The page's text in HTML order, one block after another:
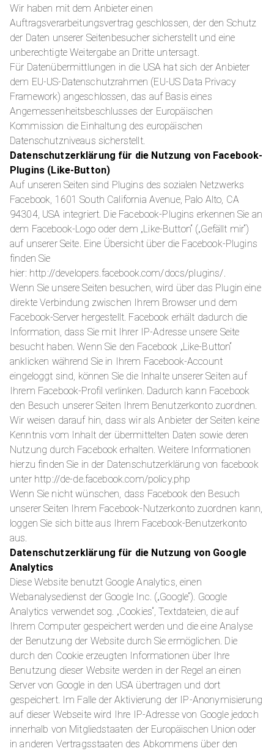
Wir haben mit dem Anbieter einen
Auftragsverarbeitungsvertrag geschlossen, der den Schutz
der Daten unserer Seitenbesucher sicherstellt und eine
unberechtigte Weitergabe an Dritte untersagt.
Für Datenübermittlungen in die USA hat sich der Anbieter
dem EU-US-Datenschutzrahmen (EU-US Data Privacy
Framework) angeschlossen, das auf Basis eines
Angemessenheitsbeschlusses der Europäischen
Kommission die Einhaltung des europäischen
Datenschutzniveaus sicherstellt.
Datenschutzerklärung für die Nutzung von Facebook-
Plugins (Like-Button)
Auf unseren Seiten sind Plugins des sozialen Netzwerks
Facebook, 1601 South California Avenue, Palo Alto, CA
94304, USA integriert. Die Facebook-Plugins erkennen Sie an
dem Facebook-Logo oder dem „Like-Button“ („Gefällt mir“)
auf unserer Seite. Eine Übersicht über die Facebook-Plugins
finden Sie
hier: http://developers.facebook.com/docs/plugins/.
Wenn Sie unsere Seiten besuchen, wird über das Plugin eine
direkte Verbindung zwischen Ihrem Browser und dem
Facebook-Server hergestellt. Facebook erhält dadurch die
Information, dass Sie mit Ihrer IP-Adresse unsere Seite
besucht haben. Wenn Sie den Facebook „Like-Button“
anklicken während Sie in Ihrem Facebook-Account
eingeloggt sind, können Sie die Inhalte unserer Seiten auf
Ihrem Facebook-Profil verlinken. Dadurch kann Facebook
den Besuch unserer Seiten Ihrem Benutzerkonto zuordnen.
Wir weisen darauf hin, dass wir als Anbieter der Seiten keine
Kenntnis vom Inhalt der übermittelten Daten sowie deren
Nutzung durch Facebook erhalten. Weitere Informationen
hierzu finden Sie in der Datenschutzerklärung von facebook
unter http://de-de.facebook.com/policy.php
Wenn Sie nicht wünschen, dass Facebook den Besuch
unserer Seiten Ihrem Facebook-Nutzerkonto zuordnen kann,
loggen Sie sich bitte aus Ihrem Facebook-Benutzerkonto
aus.
Datenschutzerklärung für die Nutzung von Google
Analytics
Diese Website benutzt Google Analytics, einen
Webanalysedienst der Google Inc. („Google“). Google
Analytics verwendet sog. „Cookies“, Textdateien, die auf
Ihrem Computer gespeichert werden und die eine Analyse
der Benutzung der Website durch Sie ermöglichen. Die
durch den Cookie erzeugten Informationen über Ihre
Benutzung dieser Website werden in der Regel an einen
Server von Google in den USA übertragen und dort
gespeichert. Im Falle der Aktivierung der IP-Anonymisierung
auf dieser Webseite wird Ihre IP-Adresse von Google jedoch
innerhalb von Mitgliedstaaten der Europäischen Union oder
in anderen Vertragsstaaten des Abkommens über den